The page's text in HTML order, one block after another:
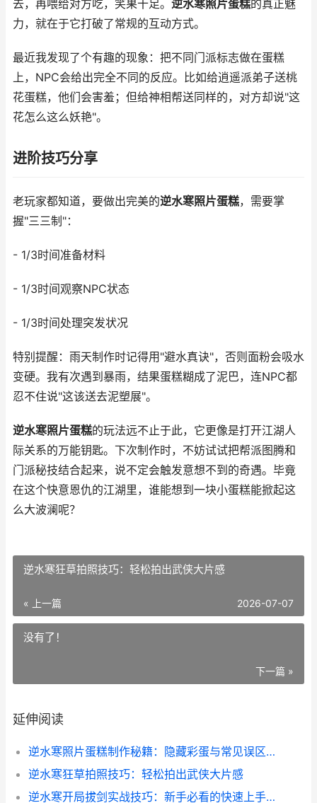
去，再喂给对方吃，笑果十足。 逆水寒照片蛋糕的真正魅
力，就在于它打破了常规的互动方式。
最近我发现了个有趣的现象：把不同门派标志做在蛋糕
上，NPC会给出完全不同的反应。比如给逍遥派弟子送桃
花蛋糕，他们会害羞；但给神相帮送同样的，对方却说"这
花怎么这么妖艳"。
进阶技巧分享
老玩家都知道，要做出完美的逆水寒照片蛋糕，需要掌
握"三三制"：
- 1/3时间准备材料
- 1/3时间观察NPC状态
- 1/3时间处理突发状况
特别提醒：雨天制作时记得用"避水真诀"，否则面粉会吸水
变硬。我有次遇到暴雨，结果蛋糕糊成了泥巴，连NPC都
忍不住说"这该送去泥塑展"。
逆水寒照片蛋糕的玩法远不止于此，它更像是打开江湖人
际关系的万能钥匙。下次制作时，不妨试试把帮派图腾和
门派秘技结合起来，说不定会触发意想不到的奇遇。毕竟
在这个快意恩仇的江湖里，谁能想到一块小蛋糕能掀起这
么大波澜呢？
逆水寒狂草拍照技巧：轻松拍出武侠大片感
« 上一篇 2026-07-07
没有了！
下一篇 »
延伸阅读
逆水寒照片蛋糕制作秘籍：隐藏彩蛋与常见误区全解析
逆水寒狂草拍照技巧：轻松拍出武侠大片感
逆水寒开局拔剑实战技巧：新手必看的快速上手指南